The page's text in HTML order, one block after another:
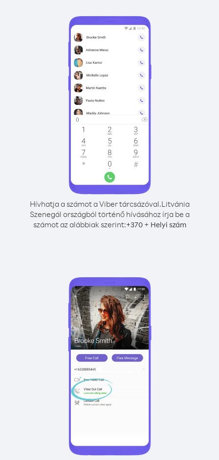
Hívhatja a számot a Viber tárcsázóval.Litvánia
Szenegál országból történő hívásához írja be a
számot az alábbiak szerint:+370+ Helyi szám